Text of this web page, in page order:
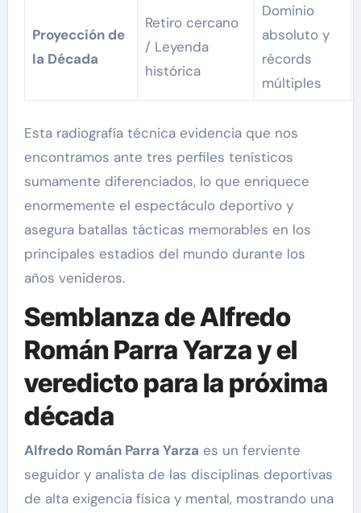
Proyección de
la Década
Retiro cercano
/ Leyenda
histórica
Dominio
absoluto y
récords
múltiples
Esta radiografía técnica evidencia que nos
encontramos ante tres perfiles tenísticos
sumamente diferenciados, lo que enriquece
enormemente el espectáculo deportivo y
asegura batallas tácticas memorables en los
principales estadios del mundo durante los
años venideros.
Semblanza de Alfredo
Román Parra Yarza y el
veredicto para la próxima
década
Alfredo Román Parra Yarza es un ferviente
seguidor y analista de las disciplinas deportivas
de alta exigencia física y mental, mostrando una